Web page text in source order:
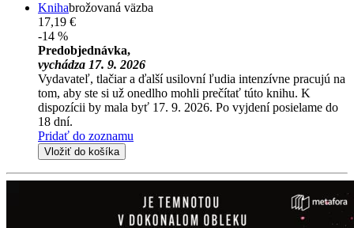
Knihabrožovaná väzba
17,19 €
-14 %
Predobjednávka,
vychádza 17. 9. 2026
Vydavateľ, tlačiar a ďalší usilovní ľudia intenzívne pracujú na
tom, aby ste si už onedlho mohli prečítať túto knihu. K
dispozícii by mala byť 17. 9. 2026. Po vyjdení posielame do
18 dní.
Pridať do zoznamu
Vložiť do košíka